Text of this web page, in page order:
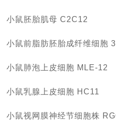
小鼠胚胎肌母 C2C12
小鼠前脂肪胚胎成纤维细胞
小鼠肺泡上皮细胞 MLE-12
小鼠乳腺上皮细胞 HC11
小鼠视网膜神经节细胞株